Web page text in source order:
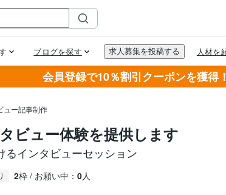
会員登録で10％割引クーポンを獲得！
ュー記事制作
ビュー体験を提供します
るインタビューセッション
2枠 / お願い中： 0人